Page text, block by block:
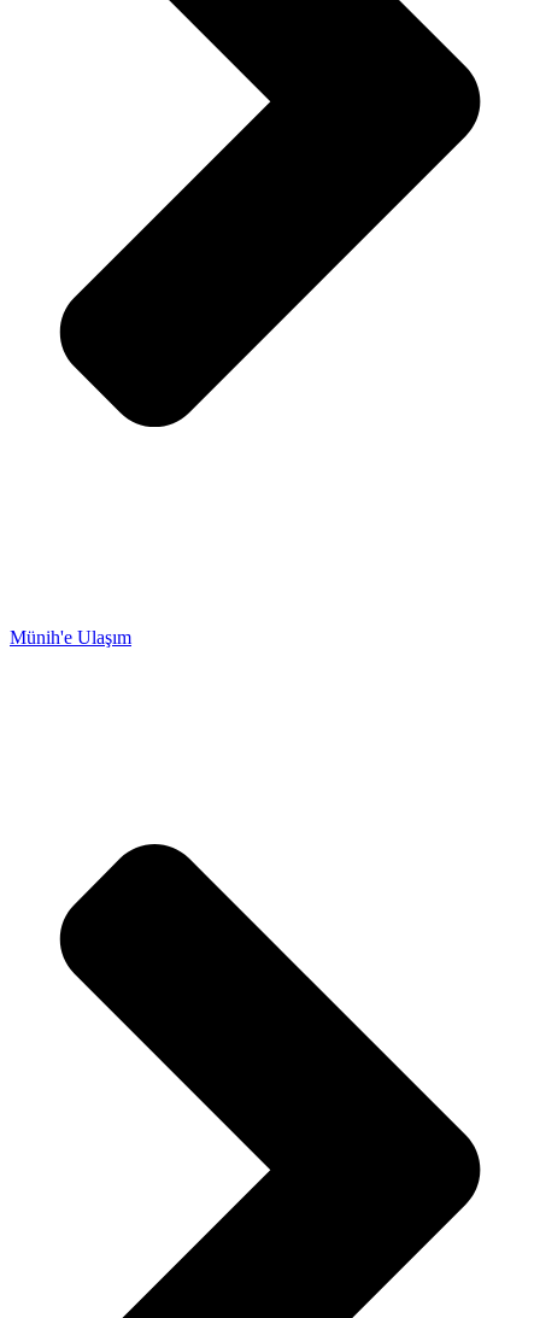
Münih'e Ulaşım